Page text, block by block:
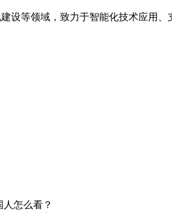
设等领域，致力于智能化技术应用
怎么看？